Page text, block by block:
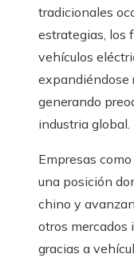
tradicionales
estrategias, los
vehículos
expandiéndose
generando
industria global.
Empresas
una posición
chino y
otros mercados
gracias a